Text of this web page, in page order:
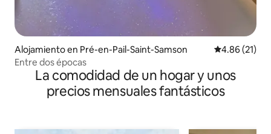
Alojamiento en Pré-en-Pail-Saint-Samson Calificación
4.86 (21)
Entre dos épocas
La comodidad de un hogar y unos
precios mensuales fantásticos